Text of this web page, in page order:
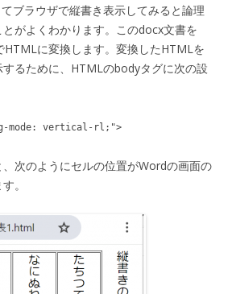
ブラウザで縦書き表示してみると論理
がよくわかります。このdocx文書を
HTMLに変換します。変換したHTMLを
るために、HTMLのbodyタグに次の設
mode: vertical-rl;">
次のようにセルの位置がWordの画面の
。